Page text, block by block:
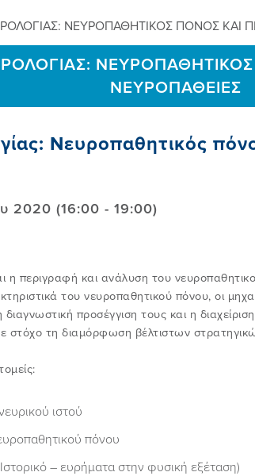
ΝΕΥΡΟΠΑΘΗΤΙΚΟΣ ΠΟΝΟΣ ΚΑΙ
ΝΕΥΡΟΠΑΘΗΤΙΚΟΣ
ΝΕΥΡΟΠΑΘΕΙΕΣ
Νευροπαθητικός
2020 (16:00 - 19:00)
η περιγραφή και ανάλυση του
του νευροπαθητικού πόνου, οι
προσέγγιση τους και η
τη διαμόρφωση βέλτιστων
ιστού
πόνου
– ευρήματα στην φυσική εξέταση)